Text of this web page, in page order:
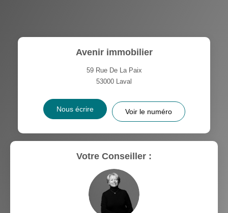
Avenir immobilier
59 Rue De La Paix
53000 Laval
Nous écrire Voir le numéro
Votre Conseiller :